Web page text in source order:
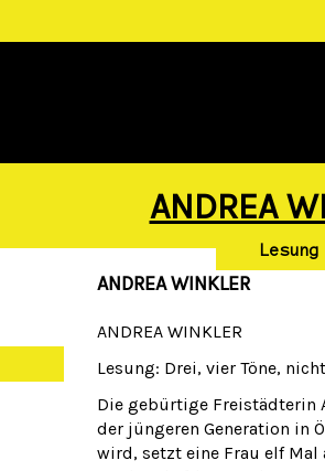
ANDREA
Lesung
ANDREA WINKLER
ANDREA WINKLER
Lesung: Drei, vier Töne,
Die gebürtige Freistädterin
der jüngeren Generation in
wird, setzt eine Frau elf Mal